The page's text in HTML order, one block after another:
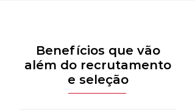
Benefícios que vão
além do recrutamento
e seleção